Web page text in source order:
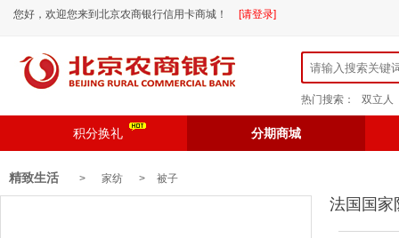
您好，欢迎您来到北京农商银行信用卡商城！ [请登录]
热门搜索： 双立人
积分换礼 分期商城
精致生活 > 家纺 > 被子
法国国家